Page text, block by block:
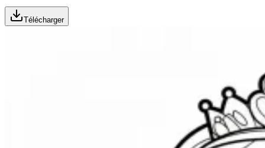
Télécharger